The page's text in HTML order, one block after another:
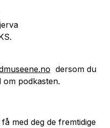
dersom du
podkasten.
med deg de fremtidige